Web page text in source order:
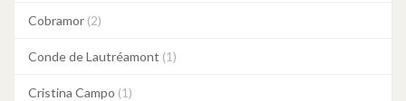
Cobramor (2)
Conde de Lautréamont (1)
Cristina Campo (1)